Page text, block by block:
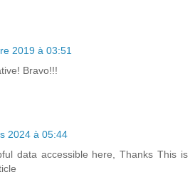
2019 à 03:51
Bravo!!!
2024 à 05:44
data accessible here, Thanks This is